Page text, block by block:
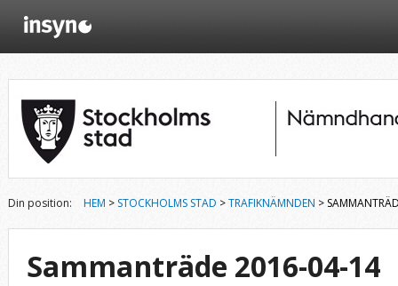
Din position: HEM > STOCKHOLMS STAD >TRAFIKNÄMNDEN >
Sammanträde 2016-04-14